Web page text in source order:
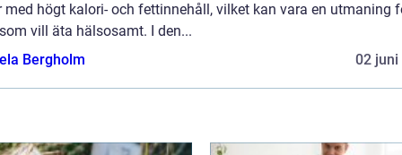
med högt kalori- och fettinnehåll, vilket kan vara en utmaning
vill äta hälsosamt. I den...
Bergholm
02 juni